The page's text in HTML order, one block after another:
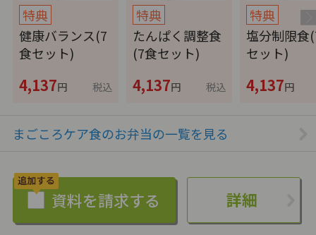
特典
健康バランス(7
食セット)
4,137円 税込
特典
たんぱく調整食
(7食セット)
4,137円 税込
特典
塩分制限食
セット)
4,137円
まごころケア食のお弁当の一覧を見る
詳細